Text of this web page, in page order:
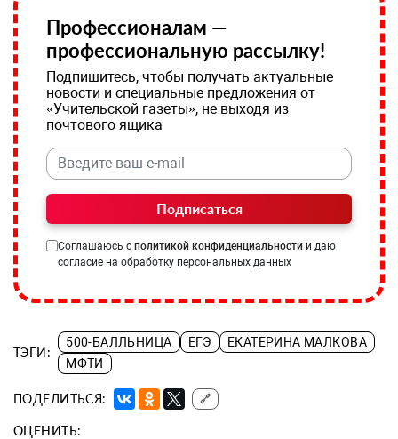
Профессионалам —
профессиональную рассылку!
Подпишитесь, чтобы получать актуальные
новости и специальные предложения от
«Учительской газеты», не выходя из
почтового ящика
Подписаться
Соглашаюсь с политикой конфиденциальности и даю
согласие на обработку персональных данных
ТЭГИ:
500-БАЛЛЬНИЦА ЕГЭ
ЕКАТЕРИНА МАЛКОВА
МФТИ
ПОДЕЛИТЬСЯ: 🔗
ОЦЕНИТЬ: